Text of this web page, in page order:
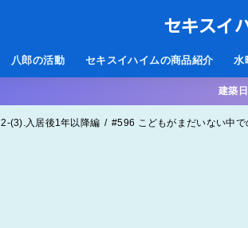
セキスイ
八郎の活動 セキスイハイムの商品紹介 水
建築
2-(3).入居後1年以降編 #596 こどもがまだいない中